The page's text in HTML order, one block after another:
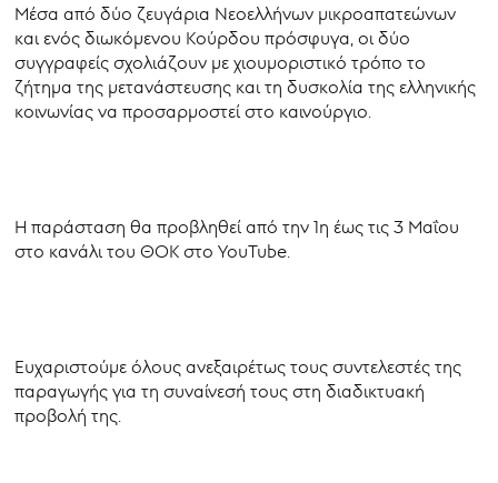
Μέσα από δύο ζευγάρια Νεοελλήνων μικροαπατεώνων
και ενός διωκόμενου Κούρδου πρόσφυγα, οι δύο
συγγραφείς σχολιάζουν με χιουμοριστικό τρόπο το
ζήτημα της μετανάστευσης και τη δυσκολία της ελληνικής
κοινωνίας να προσαρμοστεί στο καινούργιο.
Η παράσταση θα προβληθεί από την 1η έως τις 3 Μαΐου
στο κανάλι του ΘΟΚ στο YouTube.
Ευχαριστούμε όλους ανεξαιρέτως τους συντελεστές της
παραγωγής για τη συναίνεσή τους στη διαδικτυακή
προβολή της.